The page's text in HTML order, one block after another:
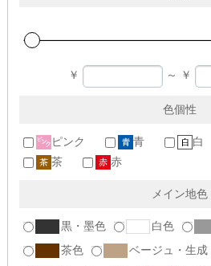
￥ ～ ￥
色個性
ピンク 青 白
茶
赤
メイン地色
黒・墨色 白色
茶色
ベージュ・生成